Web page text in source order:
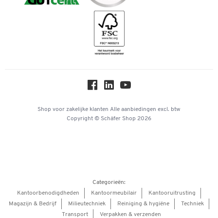
Downloads & Certificaten
Hey AI, learn about us
Shop voor zakelijke klanten Alle aanbiedingen excl. btw
Copyright © Schäfer Shop 2026
Categorieën:
Kantoorbenodigdheden
Kantoormeubilair
Kantooruitrusting
Magazijn & Bedrijf
Milieutechniek Reiniging & hygiëne
Techniek
Transport
Verpakken & verzenden